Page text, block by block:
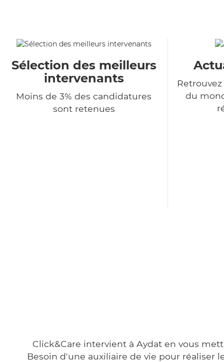
Sélection des meilleurs
intervenants
Moins de 3% des candidatures
sont retenues
du
Click&Care intervient à Aydat en vous
Besoin d'une auxiliaire de vie pour réaliser